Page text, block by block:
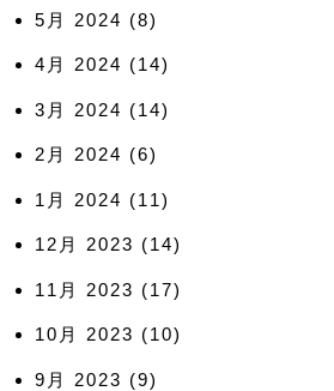
5月 2024 (8)
4月 2024 (14)
3月 2024 (14)
2月 2024 (6)
1月 2024 (11)
12月 2023 (14)
11月 2023 (17)
10月 2023 (10)
9月 2023 (9)